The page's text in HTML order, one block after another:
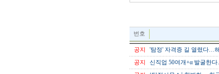
번호
공지
'탐정' 자격증 길 열렸다…
공지
신직업 50여개+α 발굴한